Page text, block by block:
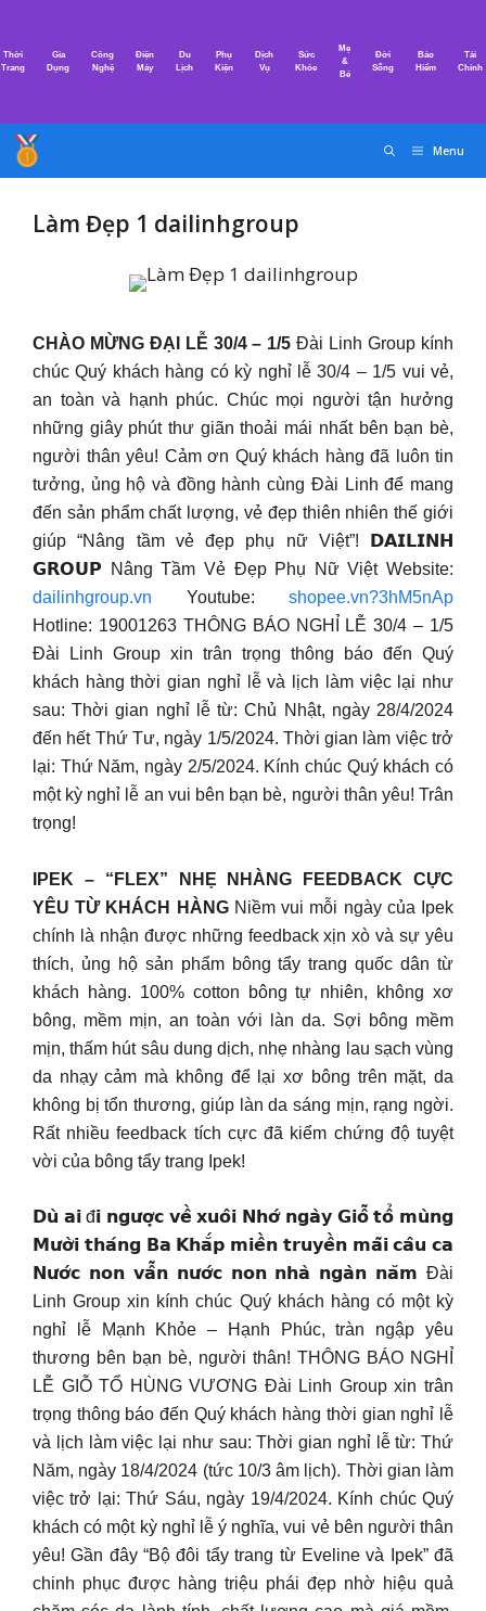
nội
Thời
Trang
Gia
Dụng
Công
Nghệ
Điện
Máy
Du
Lịch
Phụ
Kiện
Dịch
Vụ
Sức
Khỏe
Mẹ
&
Bé
Đời
Sống
Bảo
Hiểm
Tài
Chính
Menu
Làm Đẹp 1 dailinhgroup
️CHÀO MỪNG ĐẠI LỄ 30/4 – 1/5Đài Linh Group kính
chúc Quý khách hàng có kỳ nghỉ lễ 30/4 – 1/5 vui vẻ,
an toàn và hạnh phúc. Chúc mọi người tận hưởng
những giây phút thư giãn thoải mái nhất bên bạn bè,
người thân yêu! Cảm ơn Quý khách hàng đã luôn tin
tưởng, ủng hộ và đồng hành cùng Đài Linh để mang
đến sản phẩm chất lượng, vẻ đẹp thiên nhiên thế giới
giúp “Nâng tầm vẻ đẹp phụ nữ Việt”! 𝗗𝗔𝗜𝗟𝗜𝗡𝗛
𝗚𝗥𝗢𝗨𝗣 Nâng Tầm Vẻ Đẹp Phụ Nữ Việt Website:
dailinhgroup.vn Youtube: shopee.vn?3hM5nAp
Hotline: 19001263 THÔNG BÁO NGHỈ LỄ 30/4 – 1/5
Đài Linh Group xin trân trọng thông báo đến Quý
khách hàng thời gian nghỉ lễ và lịch làm việc lại như
sau: Thời gian nghỉ lễ từ: Chủ Nhật, ngày 28/4/2024
đến hết Thứ Tư, ngày 1/5/2024. Thời gian làm việc trở
lại: Thứ Năm, ngày 2/5/2024. Kính chúc Quý khách có
một kỳ nghỉ lễ an vui bên bạn bè, người thân yêu! Trân
trọng!
IPEK – “FLEX” NHẸ NHÀNG FEEDBACK CỰC
YÊU TỪ KHÁCH HÀNGNiềm vui mỗi ngày của Ipek
chính là nhận được những feedback xịn xò và sự yêu
thích, ủng hộ sản phẩm bông tẩy trang quốc dân từ
khách hàng. 100% cotton bông tự nhiên, không xơ
bông, mềm mịn, an toàn với làn da. Sợi bông mềm
mịn, thấm hút sâu dung dịch, nhẹ nhàng lau sạch vùng
da nhạy cảm mà không để lại xơ bông trên mặt, da
không bị tổn thương, giúp làn da sáng mịn, rạng ngời.
Rất nhiều feedback tích cực đã kiểm chứng độ tuyệt
vời của bông tẩy trang Ipek!
𝗗𝘂̀ 𝗮𝗶 đ𝗶 𝗻𝗴𝘂̛𝗼̛̣𝗰 𝘃𝗲̂̀ 𝘅𝘂𝗼̂𝗶 𝗡𝗵𝗼̛́ 𝗻𝗴𝗮̀𝘆 𝗚𝗶𝗼̂̃ 𝘁𝗼̂̉ 𝗺𝘂̀𝗻𝗴
𝗠𝘂̛𝗼̛̀𝗶 𝘁𝗵𝗮́𝗻𝗴 𝗕𝗮 𝗞𝗵𝗮̆́𝗽 𝗺𝗶𝗲̂̀𝗻 𝘁𝗿𝘂𝘆𝗲̂̀𝗻 𝗺𝗮̃𝗶 𝗰𝗮̂𝘂 𝗰𝗮
𝗡𝘂̛𝗼̛́𝗰 𝗻𝗼𝗻 𝘃𝗮̂̃𝗻 𝗻𝘂̛𝗼̛́𝗰 𝗻𝗼𝗻 𝗻𝗵𝗮̀ 𝗻𝗴𝗮̀𝗻 𝗻𝗮̆𝗺 Đài
Linh Group xin kính chúc Quý khách hàng có một kỳ
nghỉ lễ Mạnh Khỏe – Hạnh Phúc, tràn ngập yêu
thương bên bạn bè, người thân! THÔNG BÁO NGHỈ
LỄ GIỖ TỔ HÙNG VƯƠNG Đài Linh Group xin trân
trọng thông báo đến Quý khách hàng thời gian nghỉ lễ
và lịch làm việc lại như sau: Thời gian nghỉ lễ từ: Thứ
Năm, ngày 18/4/2024 (tức 10/3 âm lịch). Thời gian làm
việc trở lại: Thứ Sáu, ngày 19/4/2024. Kính chúc Quý
khách có một kỳ nghỉ lễ ý nghĩa, vui vẻ bên người thân
yêu! Gần đây “Bộ đôi tẩy trang từ Eveline và Ipek” đã
chinh phục được hàng triệu phái đẹp nhờ hiệu quả